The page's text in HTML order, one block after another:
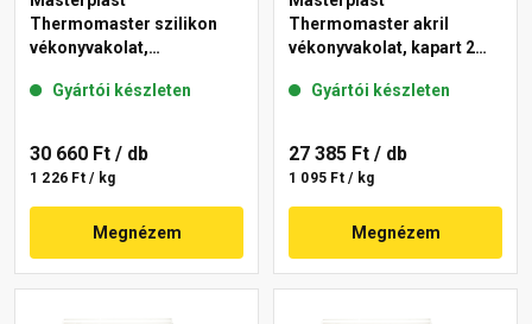
Thermomaster szilikon
vékonyvakolat,
14-D 25 kg
Gyártói készleten
30 660 Ft / db
1 226 Ft / kg
Megnézem
Thermomaster akril
vékonyvakolat, kapart 2
Gyártói készleten
27 385 Ft / db
1 095 Ft / kg
Megnézem